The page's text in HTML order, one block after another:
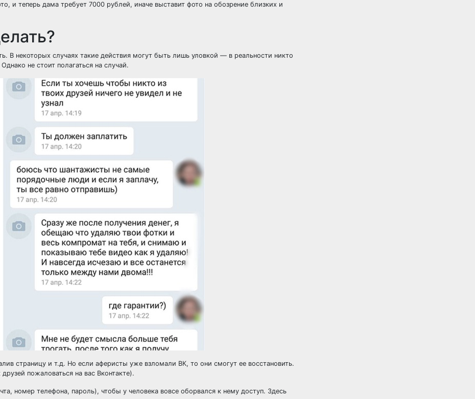
и теперь дама требует 7000 рублей, иначе выставит фото на обозрение близких и
В некоторых случаях такие действия могут быть лишь уловкой — в реальности никто
не стоит полагаться на случай.
страницу и т.д. Но если аферисты уже взломали ВК, то они смогут ее восстановить.
пожаловаться на вас Вконтакте).
номер телефона, пароль), чтобы у человека вовсе оборвался к нему доступ. Здесь